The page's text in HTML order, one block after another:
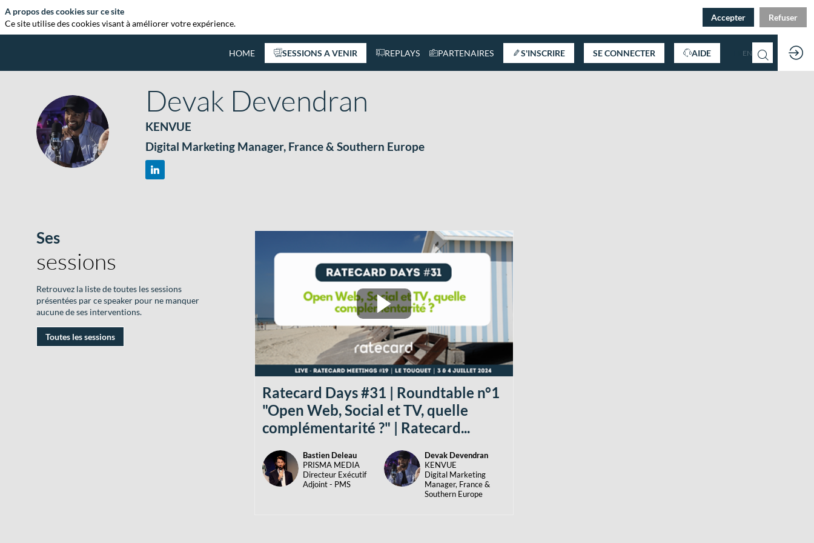
HOME SESSIONS A VENIR REPLAYS PARTENAIRES S'INSCRIRE SE CONNECTER AIDE EN
DD
Devak Devendran
KENVUE
Digital Marketing Manager, France & Southern Europe
Ses
sessions
Retrouvez la liste de toutes les sessions
présentées par ce speaker pour ne manquer
aucune de ses interventions.
Toutes les sessions
Ratecard Days #31 | Roundtable n°1
"Open Web, Social et TV, quelle
complémentarité ?" | Ratecard...
BD
Bastien Deleau
PRISMA MEDIA
Directeur Exécutif
Adjoint - PMS
DD
Devak Devendran
KENVUE
Digital Marketing
Manager, France &
Southern Europe
A propos des cookies sur ce site
Ce site utilise des cookies visant à améliorer votre expérience.
Accepter Refuser